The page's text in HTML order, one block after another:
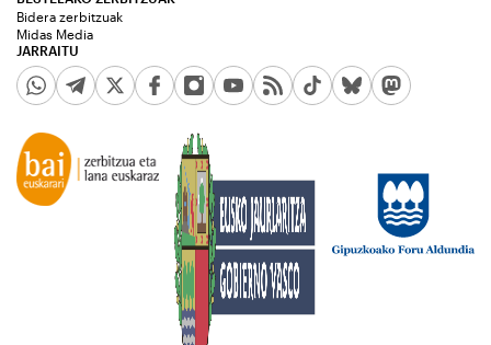
JARRAITU
Bidera zerbitzuak
Midas Media